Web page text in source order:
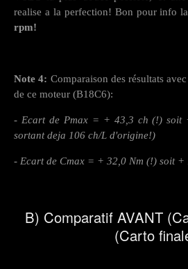
realise a la perfection! Bon pour info
rpm!
Note 4: Comparaison des résultats
de ce moteur (B18C6):
- Ecart de Pmax = + 43,3 ch (!) soit
sortant deja 106 ch/L d'origine!)
- Ecart de Cmax = + 32,0 Nm (!) soit +
B) Comparatif AVANT
(Carto